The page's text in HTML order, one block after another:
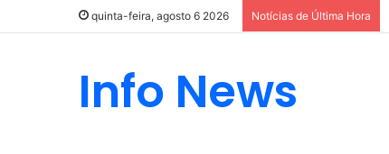
quinta-feira, agosto 6 2026 Notícias de Última Hora
Info News